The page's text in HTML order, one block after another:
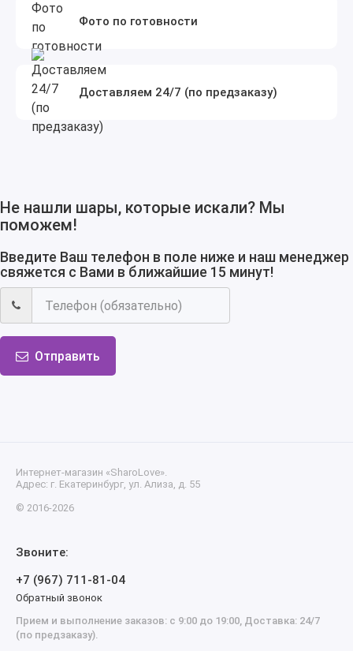
Фото по готовности
Доставляем 24/7 (по предзаказу)
Не нашли шары, которые искали? Мы
поможем!
Введите Ваш телефон в поле ниже и наш менеджер
свяжется с Вами в ближайшие 15 минут!
Отправить
Интернет-магазин «SharoLove».
Адрес: г. Екатеринбург, ул. Ализа, д. 55
© 2016-2026
Звоните:
+7 (967) 711-81-04
Обратный звонок
Прием и выполнение заказов: с 9:00 до 19:00, Доставка: 24/7
(по предзаказу).